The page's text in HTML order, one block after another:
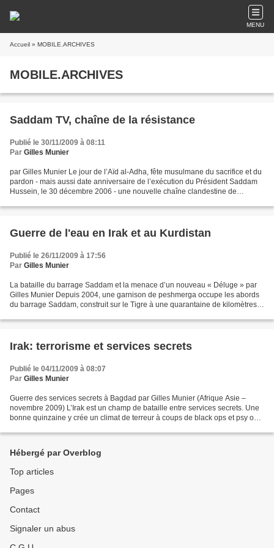
MENU
Accueil » MOBILE.ARCHIVES
MOBILE.ARCHIVES
Saddam TV, chaîne de la résistance
Publié le 30/11/2009 à 08:11
Par Gilles Munier
par Gilles Munier Le jour de l’Aïd al-Adha, fête musulmane du sacrifice et du
pardon - mais aussi date anniversaire de l’exécution du Président Saddam
Hussein, le 30 décembre 2006 - une nouvelle chaîne clandestine de
Guerre de l'eau en Irak et au Kurdistan
Publié le 26/11/2009 à 17:56
Par Gilles Munier
La bataille du barrage Saddam et la menace d’un nouveau « Déluge » par
Gilles Munier Depuis 2004, une garnison de peshmerga occupe les abords
du barrage Saddam, construit sur le Tigre à une quarantaine de kilomètres
Irak: terrorisme et services secrets
Publié le 04/11/2009 à 08:07
Par Gilles Munier
Guerre des services secrets à Bagdad par Gilles Munier (Afrique Asie –
novembre 2009) L’Irak est un champ de bataille entre services secrets. Une
bonne quinzaine y crée un climat de terreur à coups de black ops et psy ops,
Hébergé par Overblog
Top articles
Pages
Contact
Signaler un abus